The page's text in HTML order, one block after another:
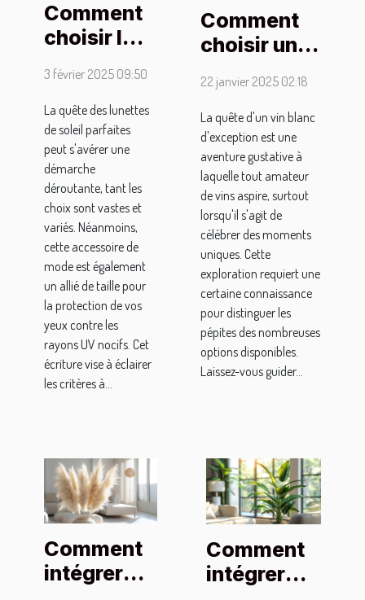
Comment
choisir les
meilleures
lunettes
de soleil
pour
hommes :
conseils
et
entretien
3 février 2025 09:50
La quête des lunettes
de soleil parfaites
peut s'avérer une
démarche
déroutante, tant les
choix sont vastes et
variés. Néanmoins,
cette accessoire de
mode est également
un allié de taille pour
la protection de vos
yeux contre les
rayons UV nocifs. Cet
écriture vise à éclairer
les critères à...
Comment
choisir un
d'exception
pour des
occasions
spéciales
22 janvier 2025 02:18
La quête d'un vin blanc
d'exception est une
aventure gustative à
laquelle tout amateur
de vins aspire, surtout
lorsqu'il s'agit de
célébrer des moments
uniques. Cette
exploration requiert une
certaine connaissance
pour distinguer les
pépites des nombreuses
options disponibles.
Laissez-vous guider...
Comment
intégrer
Comment
intégrer